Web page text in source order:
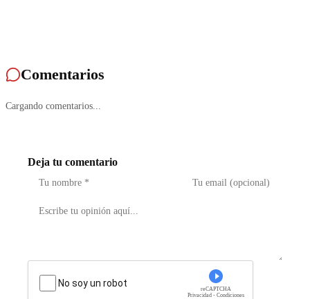
Comentarios
Cargando comentarios...
Deja tu comentario
No soy un robot
reCAPTCHA
Privacidad - Condiciones